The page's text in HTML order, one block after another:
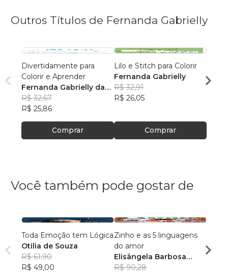
Outros Títulos de Fernanda Gabrielly
Divertidamente para
Colorir e Aprender
Fernanda Gabrielly da
Silva
R$ 32,67
R$ 25,86
Comprar
Lilo e Stitch para Colorir
Fernanda Gabrielly
R$ 32,91
R$ 26,05
Comprar
R$
Você também pode gostar de
Toda Emoção tem Lógica
Otilia de Souza
R$ 61,90
R$ 49,00
Zinho e as 5 linguagens
do amor
Elisângela Barbosa
Ramos de Araújo
R$ 90,28
R$